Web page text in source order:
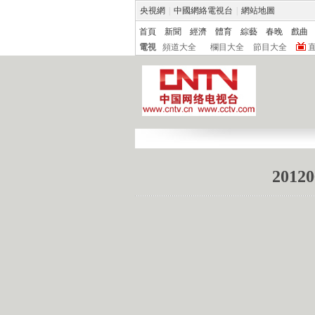
央視網 中國網絡電視台 網站地圖
首頁 新聞 經濟 體育 綜藝 春晚
戲曲
電視
頻道大全 欄目大全 節目大全